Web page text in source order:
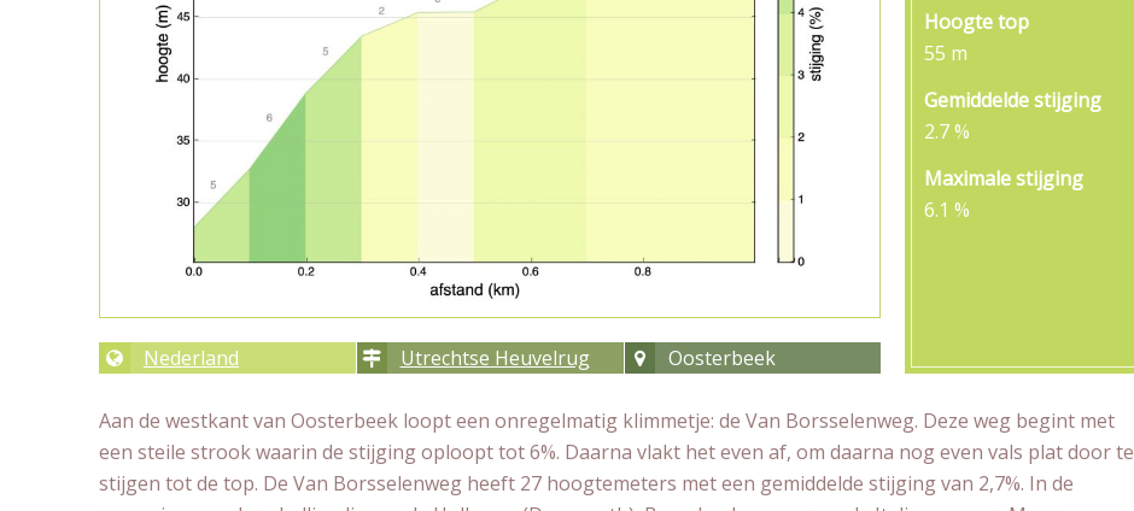
Nederland Utrechtse Heuvelrug Oosterbeek
Hoogte top
55 m
Gemiddelde stijging
2.7 %
Maximale stijging
6.1 %
Aan de westkant van Oosterbeek loopt een onregelmatig klimmetje: de Van Borsselenweg. Deze weg begint met
een steile strook waarin de stijging oploopt tot 6%. Daarna vlakt het even af, om daarna nog even vals plat door te
stijgen tot de top. De Van Borsselenweg heeft 27 hoogtemeters met een gemiddelde stijging van 2,7%. In de